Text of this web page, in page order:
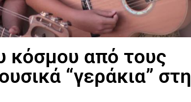
κόσμου από τους
“γεράκια” στη